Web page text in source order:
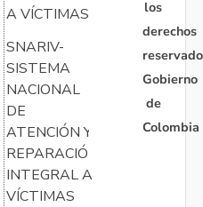
A VÍCTIMAS
SNARIV-
SISTEMA
NACIONAL
DE
ATENCIÓN Y
REPARACIÓN
INTEGRAL A
VÍCTIMAS
los
derechos
Gobierno
de
Colombia